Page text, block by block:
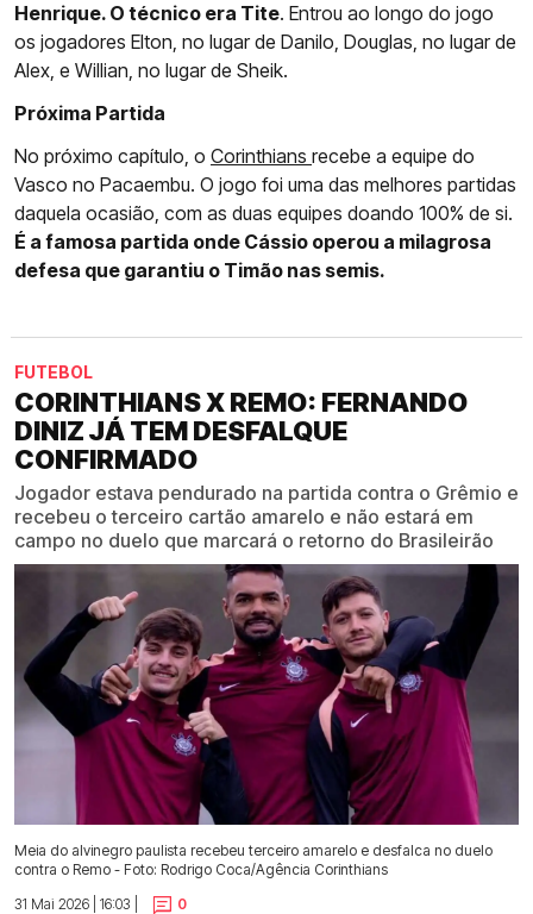
Henrique. O técnico era Tite. Entrou ao longo do jogo
os jogadores Elton, no lugar de Danilo, Douglas, no lugar de
Alex, e Willian, no lugar de Sheik.
Próxima Partida
No próximo capítulo, o Corinthians recebe a equipe do
Vasco no Pacaembu. O jogo foi uma das melhores partidas
daquela ocasião, com as duas equipes doando 100% de si.
É a famosa partida onde Cássio operou a milagrosa
defesa que garantiu o Timão nas semis.
FUTEBOL
CORINTHIANS X REMO: FERNANDO
DINIZ JÁ TEM DESFALQUE
CONFIRMADO
Jogador estava pendurado na partida contra o Grêmio e
recebeu o terceiro cartão amarelo e não estará em
campo no duelo que marcará o retorno do Brasileirão
Meia do alvinegro paulista recebeu terceiro amarelo e desfalca no duelo
contra o Remo - Foto: Rodrigo Coca/Agência Corinthians
31 Mai 2026 | 16:03 |
0